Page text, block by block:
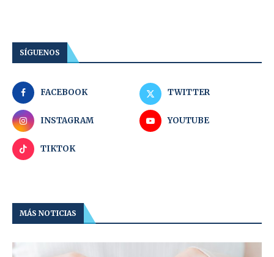
SÍGUENOS
FACEBOOK TWITTER
INSTAGRAM YOUTUBE
TIKTOK
MÁS NOTICIAS